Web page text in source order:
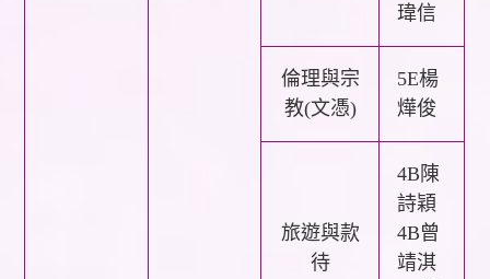
瑋信
倫理與宗
教(文憑)
5E楊
燁俊
旅遊與款
待
4B陳
詩穎
4B曾
靖淇